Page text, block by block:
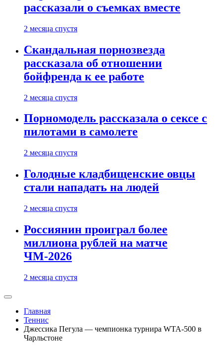
рассказали о съемках вместе
2 месяца спустя
Скандальная порнозвезда
рассказала об отношении
бойфренда к ее работе
2 месяца спустя
Порномодель рассказала о сексе с
пилотами в самолете
2 месяца спустя
Голодные кладбищенские овцы
стали нападать на людей
2 месяца спустя
Россиянин проиграл более
миллиона рублей на матче
ЧМ-2026
2 месяца спустя
Главная
Теннис
Джессика Пегула — чемпионка турнира WTA-500 в
Чарльстоне